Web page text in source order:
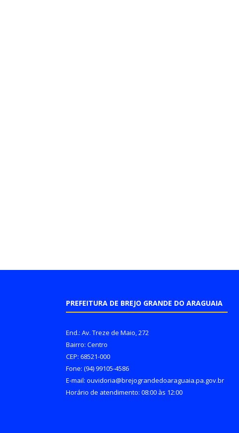
PREFEITURA DE BREJO GRANDE DO ARAGUAIA
End.: Av. Treze de Maio, 272
Bairro: Centro
CEP: 68521-000
Fone: (94) 99105-4586
E-mail: ouvidoria@brejograndedoaraguaia.pa.gov.br
Horário de atendimento: 08:00 às 12:00